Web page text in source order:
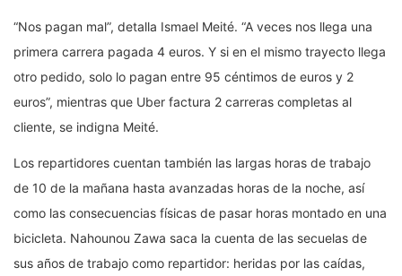
“Nos pagan mal”, detalla Ismael Meité. “A veces nos llega una
primera carrera pagada 4 euros. Y si en el mismo trayecto llega
otro pedido, solo lo pagan entre 95 céntimos de euros y 2
euros”, mientras que Uber factura 2 carreras completas al
cliente, se indigna Meité.
Los repartidores cuentan también las largas horas de trabajo
de 10 de la mañana hasta avanzadas horas de la noche, así
como las consecuencias físicas de pasar horas montado en una
bicicleta. Nahounou Zawa saca la cuenta de las secuelas de
sus años de trabajo como repartidor: heridas por las caídas,